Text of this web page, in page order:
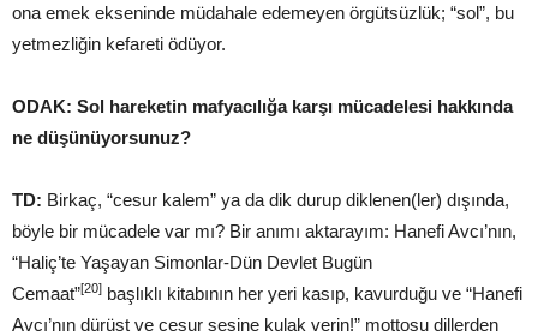
ona emek ekseninde müdahale edemeyen örgütsüzlük; “sol”, bu
yetmezliğin kefareti ödüyor.
ODAK: Sol hareketin mafyacılığa karşı mücadelesi hakkında
ne düşünüyorsunuz?
TD: Birkaç, “cesur kalem” ya da dik durup diklenen(ler) dışında,
böyle bir mücadele var mı? Bir anımı aktarayım: Hanefi Avcı’nın,
“Haliç’te Yaşayan Simonlar-Dün Devlet Bugün
Cemaat”[20] başlıklı kitabının her yeri kasıp, kavurduğu ve “Hanefi
Avcı’nın dürüst ve cesur sesine kulak verin!” mottosu dillerden